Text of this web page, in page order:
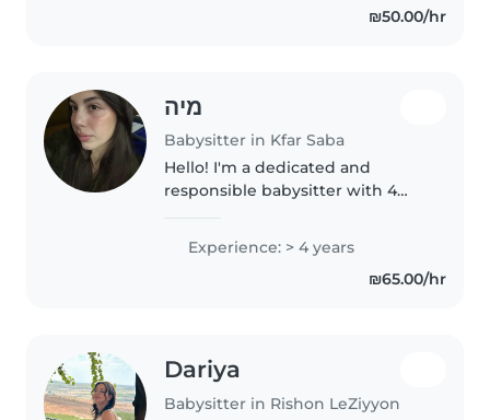
₪50.00/hr
מיה
Babysitter in Kfar Saba
Hello! I'm a dedicated and
responsible babysitter with 4
toddlers, preschoolers,
gradeschoolers, and teenagers.
I'm comfortable with pets,
Experience: > 4 years
₪65.00/hr
Dariya
Babysitter in Rishon LeZiyyon